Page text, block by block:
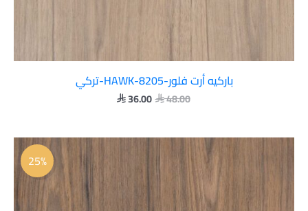
باركيه أرت فلور-HAWK-8205-تركي
48.00
36.00
25%
السعر
هو:
 48.00.
السعر
الحالي
 36.00.